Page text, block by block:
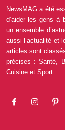
NewsMAG a été
d’aider les gens à
un ensemble
aussi l’actualité et
articles sont
précises : Santé,
Cuisine et Sport.